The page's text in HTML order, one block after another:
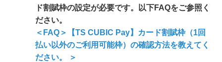
ド割賦枠の設定が必要です。以下FAQをご参照く
ださい。
＜FAQ＞【TS CUBIC Pay】カード割賦枠（1回
払い以外のご利用可能枠）の確認方法を教えてく
ださい。 ＞